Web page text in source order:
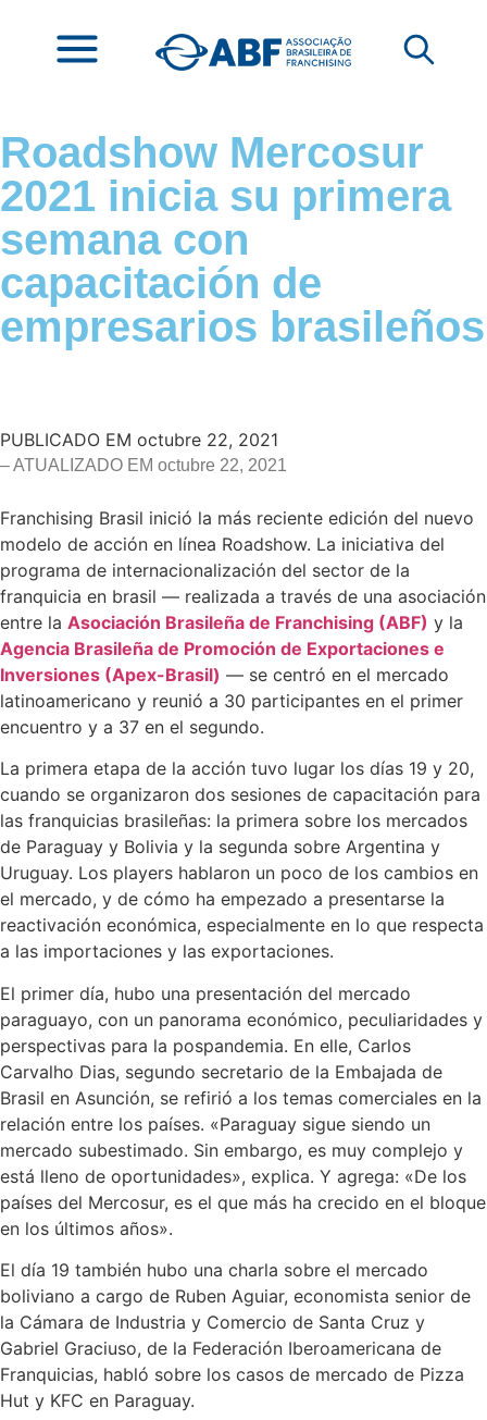
Roadshow Mercosur
2021 inicia su primera
semana con
capacitación de
empresarios brasileños
PUBLICADO EM octubre 22, 2021
– ATUALIZADO EM octubre 22, 2021
Franchising Brasil inició la más reciente edición del nuevo
modelo de acción en línea Roadshow. La iniciativa del
programa de internacionalización del sector de la
franquicia en brasil — realizada a través de una asociación
entre la Asociación Brasileña de Franchising (ABF) y la
Agencia Brasileña de Promoción de Exportaciones e
Inversiones (Apex-Brasil) — se centró en el mercado
latinoamericano y reunió a 30 participantes en el primer
encuentro y a 37 en el segundo.
La primera etapa de la acción tuvo lugar los días 19 y 20,
cuando se organizaron dos sesiones de capacitación para
las franquicias brasileñas: la primera sobre los mercados
de Paraguay y Bolivia y la segunda sobre Argentina y
Uruguay. Los players hablaron un poco de los cambios en
el mercado, y de cómo ha empezado a presentarse la
reactivación económica, especialmente en lo que respecta
a las importaciones y las exportaciones.
El primer día, hubo una presentación del mercado
paraguayo, con un panorama económico, peculiaridades y
perspectivas para la pospandemia. En elle, Carlos
Carvalho Dias, segundo secretario de la Embajada de
Brasil en Asunción, se refirió a los temas comerciales en la
relación entre los países. «Paraguay sigue siendo un
mercado subestimado. Sin embargo, es muy complejo y
está lleno de oportunidades», explica. Y agrega: «De los
países del Mercosur, es el que más ha crecido en el bloque
en los últimos años».
El día 19 también hubo una charla sobre el mercado
boliviano a cargo de Ruben Aguiar, economista senior de
la Cámara de Industria y Comercio de Santa Cruz y
Gabriel Graciuso, de la Federación Iberoamericana de
Franquicias, habló sobre los casos de mercado de Pizza
Hut y KFC en Paraguay.